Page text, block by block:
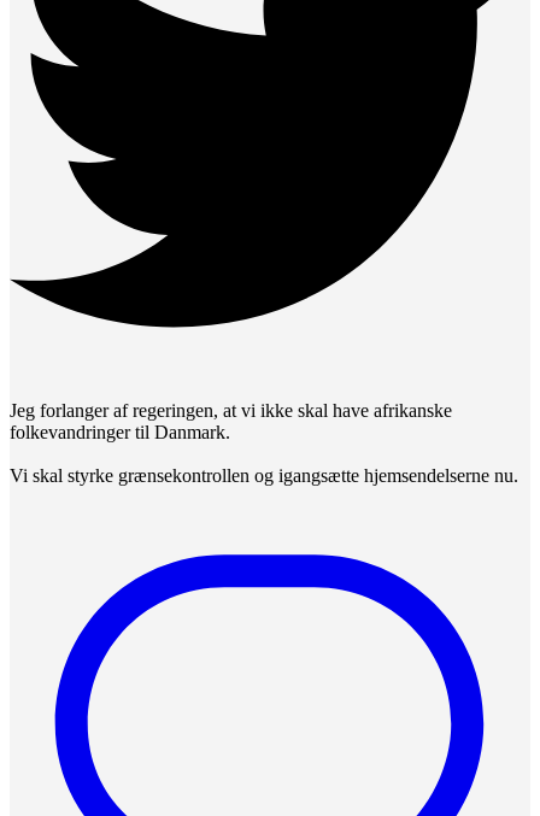
Jeg forlanger af regeringen, at vi ikke skal have afrikanske
folkevandringer til Danmark.
Vi skal styrke grænsekontrollen og igangsætte hjemsendelserne nu.